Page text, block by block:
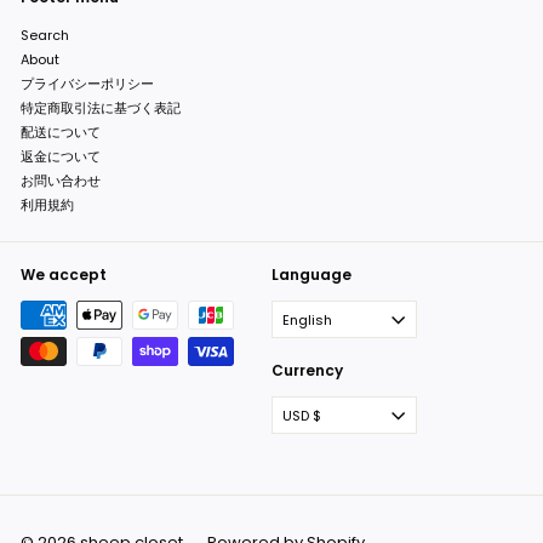
Search
About
プライバシーポリシー
特定商取引法に基づく表記
配送について
返金について
お問い合わせ
利用規約
We accept Language
English
Currency
USD $